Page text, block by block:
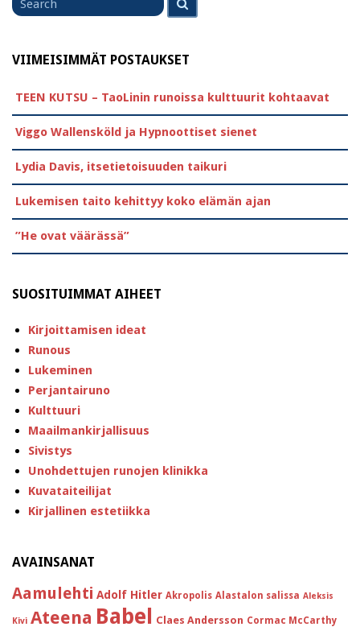
for
VIIMEISIMMÄT POSTAUKSET
TEEN KUTSU – TaoLinin runoissa kulttuurit kohtaavat
Viggo Wallensköld ja Hypnoottiset sienet
Lydia Davis, itsetietoisuuden taikuri
Lukemisen taito kehittyy koko elämän ajan
”He ovat väärässä”
SUOSITUIMMAT AIHEET
Kirjoittamisen ideat
Runous
Lukeminen
Perjantairuno
Kulttuuri
Maailmankirjallisuus
Sivistys
Unohdettujen runojen klinikka
Kuvataiteilijat
Kirjallinen estetiikka
AVAINSANAT
Aamulehti Adolf Hitler Akropolis Alastalon salissa Aleksis
Kivi Ateena Babel Claes Andersson Cormac McCarthy